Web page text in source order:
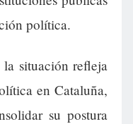
política.
situación refleja
en Cataluña,
su postura